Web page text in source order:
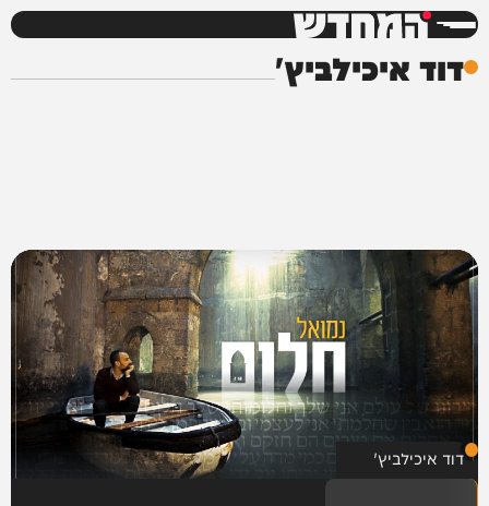
המחדש
דוד איכילביץ'
דוד איכילביץ'